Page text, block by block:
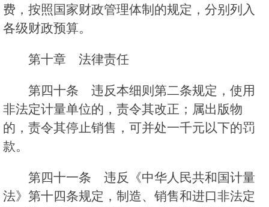
费，按照国家财政管理体制的规定，分别列入
各级财政预算。
第十章 法律责任
第四十条 违反本细则第二条规定，使用
非法定计量单位的，责令其改正；属出版物
的，责令其停止销售，可并处一千元以下的罚
款。
第四十一条 违反《中华人民共和国计量
法》第十四条规定，制造、销售和进口非法定